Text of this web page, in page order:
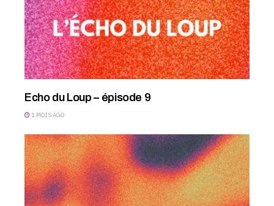
Echo du Loup – épisode 9
1 MOIS AGO